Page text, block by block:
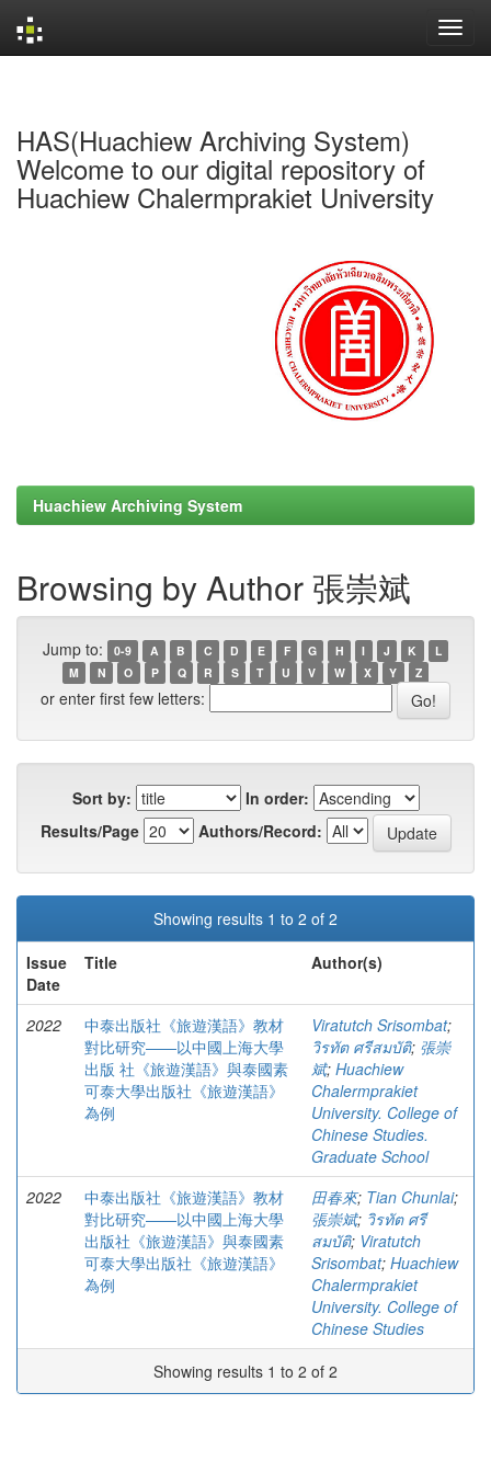
HAS(Huachiew Archiving System)
Welcome to our digital repository of
Huachiew Chalermprakiet University
Huachiew Archiving System
Browsing by Author 張崇斌
Jump to: 0-9 A B C D E F G H I J K
L
M
N O P Q R S T U V W X Y Z
or enter first few letters:
Sort by:
In order:
Results/Page
Authors/Record:
Showing results 1 to 2 of 2
Issue
Date
Title Author(s)
2022
中泰出版社《旅遊漢語》教材
對比研究——以中國上海大學
出版 社《旅遊漢語》與泰國素
可泰大學出版社《旅遊漢語》
為例
Viratutch Srisombat;
วิรทัต ศรีสมบัติ; 張崇
斌; Huachiew
Chalermprakiet
University. College of
Chinese Studies.
Graduate School
2022
中泰出版社《旅遊漢語》教材
對比研究——以中國上海大學
出版社《旅遊漢語》與泰國素
可泰大學出版社《旅遊漢語》
為例
田春來; Tian Chunlai;
張崇斌; วิรทัต ศรี
สมบัติ; Viratutch
Srisombat; Huachiew
Chalermprakiet
University. College of
Chinese Studies
Showing results 1 to 2 of 2